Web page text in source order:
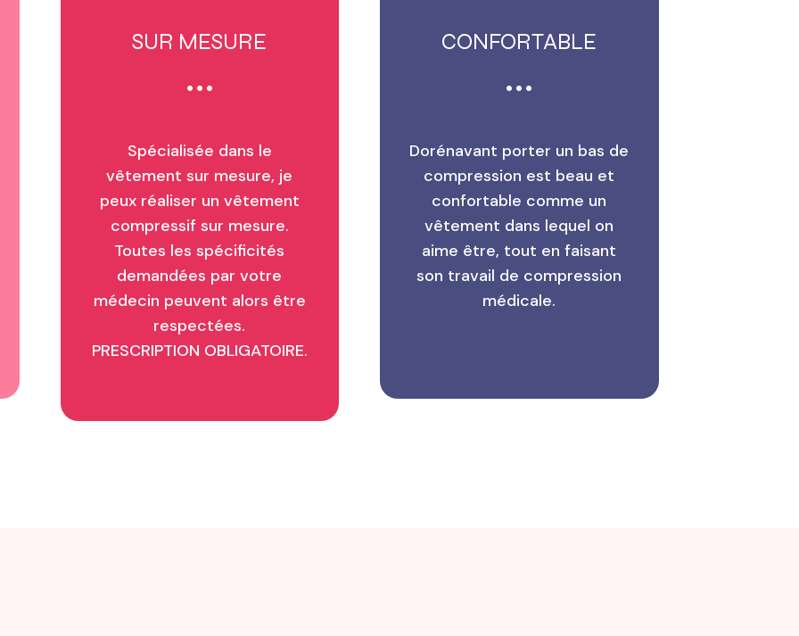
SUR MESURE
Spécialisée dans le
vêtement sur mesure, je
peux réaliser un vêtement
compressif sur mesure.
Toutes les spécificités
demandées par votre
médecin peuvent alors être
respectées.
PRESCRIPTION OBLIGATOIRE.
CONFORTABLE
Dorénavant porter un bas de
compression est beau et
confortable comme un
vêtement dans lequel on
aime être, tout en faisant
son travail de compression
médicale.